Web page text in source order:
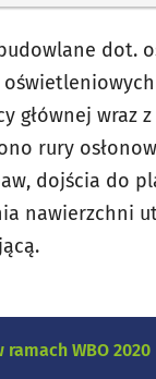
dot.
głównej wraz
rury
dojścia do
nawierzchni
WBO 2020